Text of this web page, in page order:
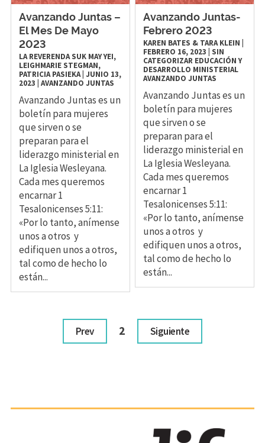
Avanzando Juntas –
El Mes De Mayo
2023
LA REVERENDA SUK MAY YEI,
LEIGHMARIE STEGMAN,
PATRICIA PASIEKA| JUNIO 13,
2023 AVANZANDO JUNTAS
Avanzando Juntas es un
boletín para mujeres
que sirven o se
preparan para el
liderazgo ministerial en
La Iglesia Wesleyana.
Cada mes queremos
encarnar 1
Tesalonicenses 5:11:
«Por lo tanto, anímense
unos a otros y
edifiquen unos a otros,
tal como de hecho lo
están...
Avanzando Juntas-
Febrero 2023
KAREN BATES & TARA KLEIN
FEBRERO 16, 2023
SIN
CATEGORIZAR EDUCACIÓN Y
DESARROLLO MINISTERIAL
AVANZANDO JUNTAS
Avanzando Juntas es un
boletín para mujeres
que sirven o se
preparan para el
liderazgo ministerial en
La Iglesia Wesleyana.
Cada mes queremos
encarnar 1
Tesalonicenses 5:11:
«Por lo tanto, anímense
unos a otros y
edifiquen unos a otros,
tal como de hecho lo
están...
Prev 2 Siguiente